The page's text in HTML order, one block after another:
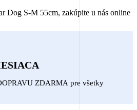
Dog S-M 55cm, zakúpite u nás online
ZDARMA pre všetky